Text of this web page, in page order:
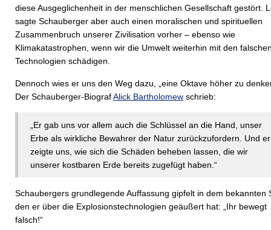
diese Ausgeglichenheit in der menschlichen Gesellschaft gestört.
sagte Schauberger aber auch einen moralischen und spirituellen
Zusammenbruch unserer Zivilisation vorher – ebenso wie
Klimakatastrophen, wenn wir die Umwelt weiterhin mit den
Technologien schädigen.
Dennoch wies er uns den Weg dazu, „eine Oktave höher zu
Der Schauberger-BiografAlick Bartholomew schrieb:
„Er gab uns vor allem auch die Schlüssel an die Hand, unser
Erbe als wirkliche Bewahrer der Natur zurückzufordern. Und er
zeigte uns, wie sich die Schäden beheben lassen, die wir
unserer kostbaren Erde bereits zugefügt haben.“
Schaubergers grundlegende Auffassung gipfelt in dem bekannten
den er über die Explosionstechnologien geäußert hat: „Ihr bewegt
falsch!“